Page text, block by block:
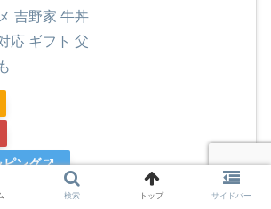
吉野家 牛丼
応 ギフト 父
ング
検索 トップ サイドバー